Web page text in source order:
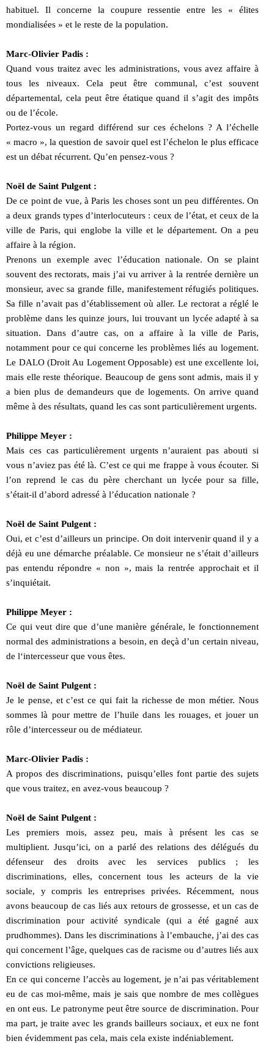
habituel. Il concerne la coupure ressentie entre les « élites
mondialisées » et le reste de la population.
Marc-Olivier Padis :
Quand vous traitez avec les administrations, vous avez affaire à
tous les niveaux. Cela peut être communal, c’est souvent
départemental, cela peut être étatique quand il s’agit des impôts
ou de l’école.
Portez-vous un regard différend sur ces échelons ? A l’échelle
« macro », la question de savoir quel est l’échelon le plus efficace
est un débat récurrent. Qu’en pensez-vous ?
Noël de Saint Pulgent :
De ce point de vue, à Paris les choses sont un peu différentes. On
a deux grands types d’interlocuteurs : ceux de l’état, et ceux de la
ville de Paris, qui englobe la ville et le département. On a peu
affaire à la région.
Prenons un exemple avec l’éducation nationale. On se plaint
souvent des rectorats, mais j’ai vu arriver à la rentrée dernière un
monsieur, avec sa grande fille, manifestement réfugiés politiques.
Sa fille n’avait pas d’établissement où aller. Le rectorat a réglé le
problème dans les quinze jours, lui trouvant un lycée adapté à sa
situation. Dans d’autre cas, on a affaire à la ville de Paris,
notamment pour ce qui concerne les problèmes liés au logement.
Le DALO (Droit Au Logement Opposable) est une excellente loi,
mais elle reste théorique. Beaucoup de gens sont admis, mais il y
a bien plus de demandeurs que de logements. On arrive quand
même à des résultats, quand les cas sont particulièrement urgents.
Philippe Meyer :
Mais ces cas particulièrement urgents n’auraient pas abouti si
vous n’aviez pas été là. C’est ce qui me frappe à vous écouter. Si
l’on reprend le cas du père cherchant un lycée pour sa fille,
s’était-il d’abord adressé à l’éducation nationale ?
Noël de Saint Pulgent :
Oui, et c’est d’ailleurs un principe. On doit intervenir quand il y a
déjà eu une démarche préalable. Ce monsieur ne s’était d’ailleurs
pas entendu répondre « non », mais la rentrée approchait et il
s’inquiétait.
Philippe Meyer :
Ce qui veut dire que d’une manière générale, le fonctionnement
normal des administrations a besoin, en deçà d’un certain niveau,
de l‘intercesseur que vous êtes.
Noël de Saint Pulgent :
Je le pense, et c’est ce qui fait la richesse de mon métier. Nous
sommes là pour mettre de l’huile dans les rouages, et jouer un
rôle d’intercesseur ou de médiateur.
Marc-Olivier Padis :
A propos des discriminations, puisqu’elles font partie des sujets
que vous traitez, en avez-vous beaucoup ?
Noël de Saint Pulgent :
Les premiers mois, assez peu, mais à présent les cas se
multiplient. Jusqu’ici, on a parlé des relations des délégués du
défenseur des droits avec les services publics ; les
discriminations, elles, concernent tous les acteurs de la vie
sociale, y compris les entreprises privées. Récemment, nous
avons beaucoup de cas liés aux retours de grossesse, et un cas de
discrimination pour activité syndicale (qui a été gagné aux
prudhommes). Dans les discriminations à l’embauche, j’ai des cas
qui concernent l’âge, quelques cas de racisme ou d’autres liés aux
convictions religieuses.
En ce qui concerne l’accès au logement, je n’ai pas véritablement
eu de cas moi-même, mais je sais que nombre de mes collègues
en ont eus. Le patronyme peut être source de discrimination. Pour
ma part, je traite avec les grands bailleurs sociaux, et eux ne font
bien évidemment pas cela, mais cela existe indéniablement.